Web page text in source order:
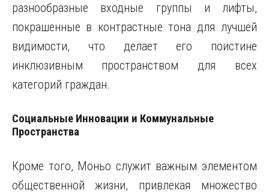
разнообразные входные группы и лифты,
покрашенные в контрастные тона для лучшей
видимости, что делает его поистине
инклюзивным пространством для всех
категорий граждан.
Социальные Инновации и Коммунальные
Пространства
Кроме того, Моньо служит важным элементом
общественной жизни, привлекая множество